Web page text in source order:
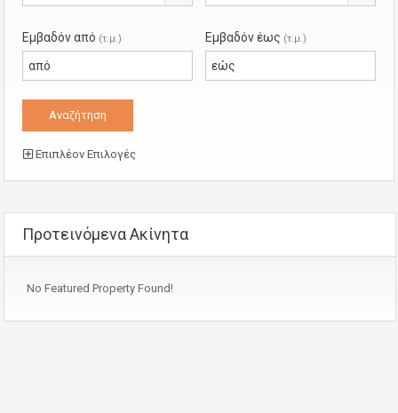
Εμβαδόν από (τ.μ.) Εμβαδόν έως (τ.μ.)
Επιπλέον Επιλογές
Προτεινόμενα Ακίνητα
No Featured Property Found!